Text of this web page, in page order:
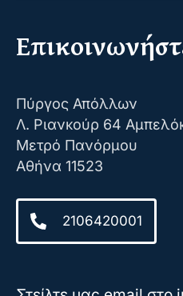
Πύργος Απόλλων
Λ. Ριανκούρ 64
Μετρό Πανόρμου
Αθήνα 11523
2106420001